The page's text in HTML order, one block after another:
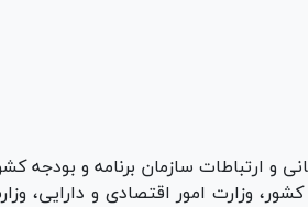
و ارتباطات سازمان برنامه و بودجه
وزارت امور اقتصادی و دارایی،